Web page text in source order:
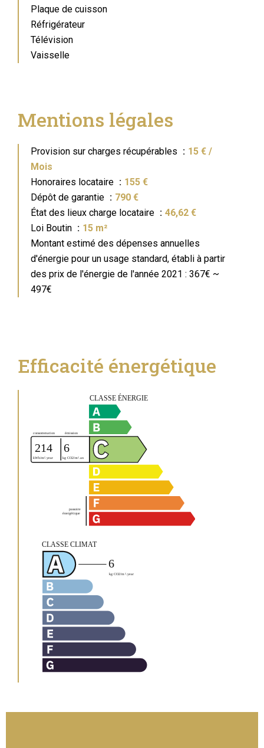
Plaque de cuisson
Réfrigérateur
Télévision
Vaisselle
Mentions légales
Provision sur charges récupérables
15 € /
Mois
Honoraires locataire
155 €
Dépôt de garantie
790 €
État des lieux charge locataire
46,62 €
Loi Boutin
15 m²
Montant estimé des dépenses annuelles
d'énergie pour un usage standard, établi à partir
des prix de l'énergie de l'année 2021 : 367€ ~
497€
Efficacité énergétique